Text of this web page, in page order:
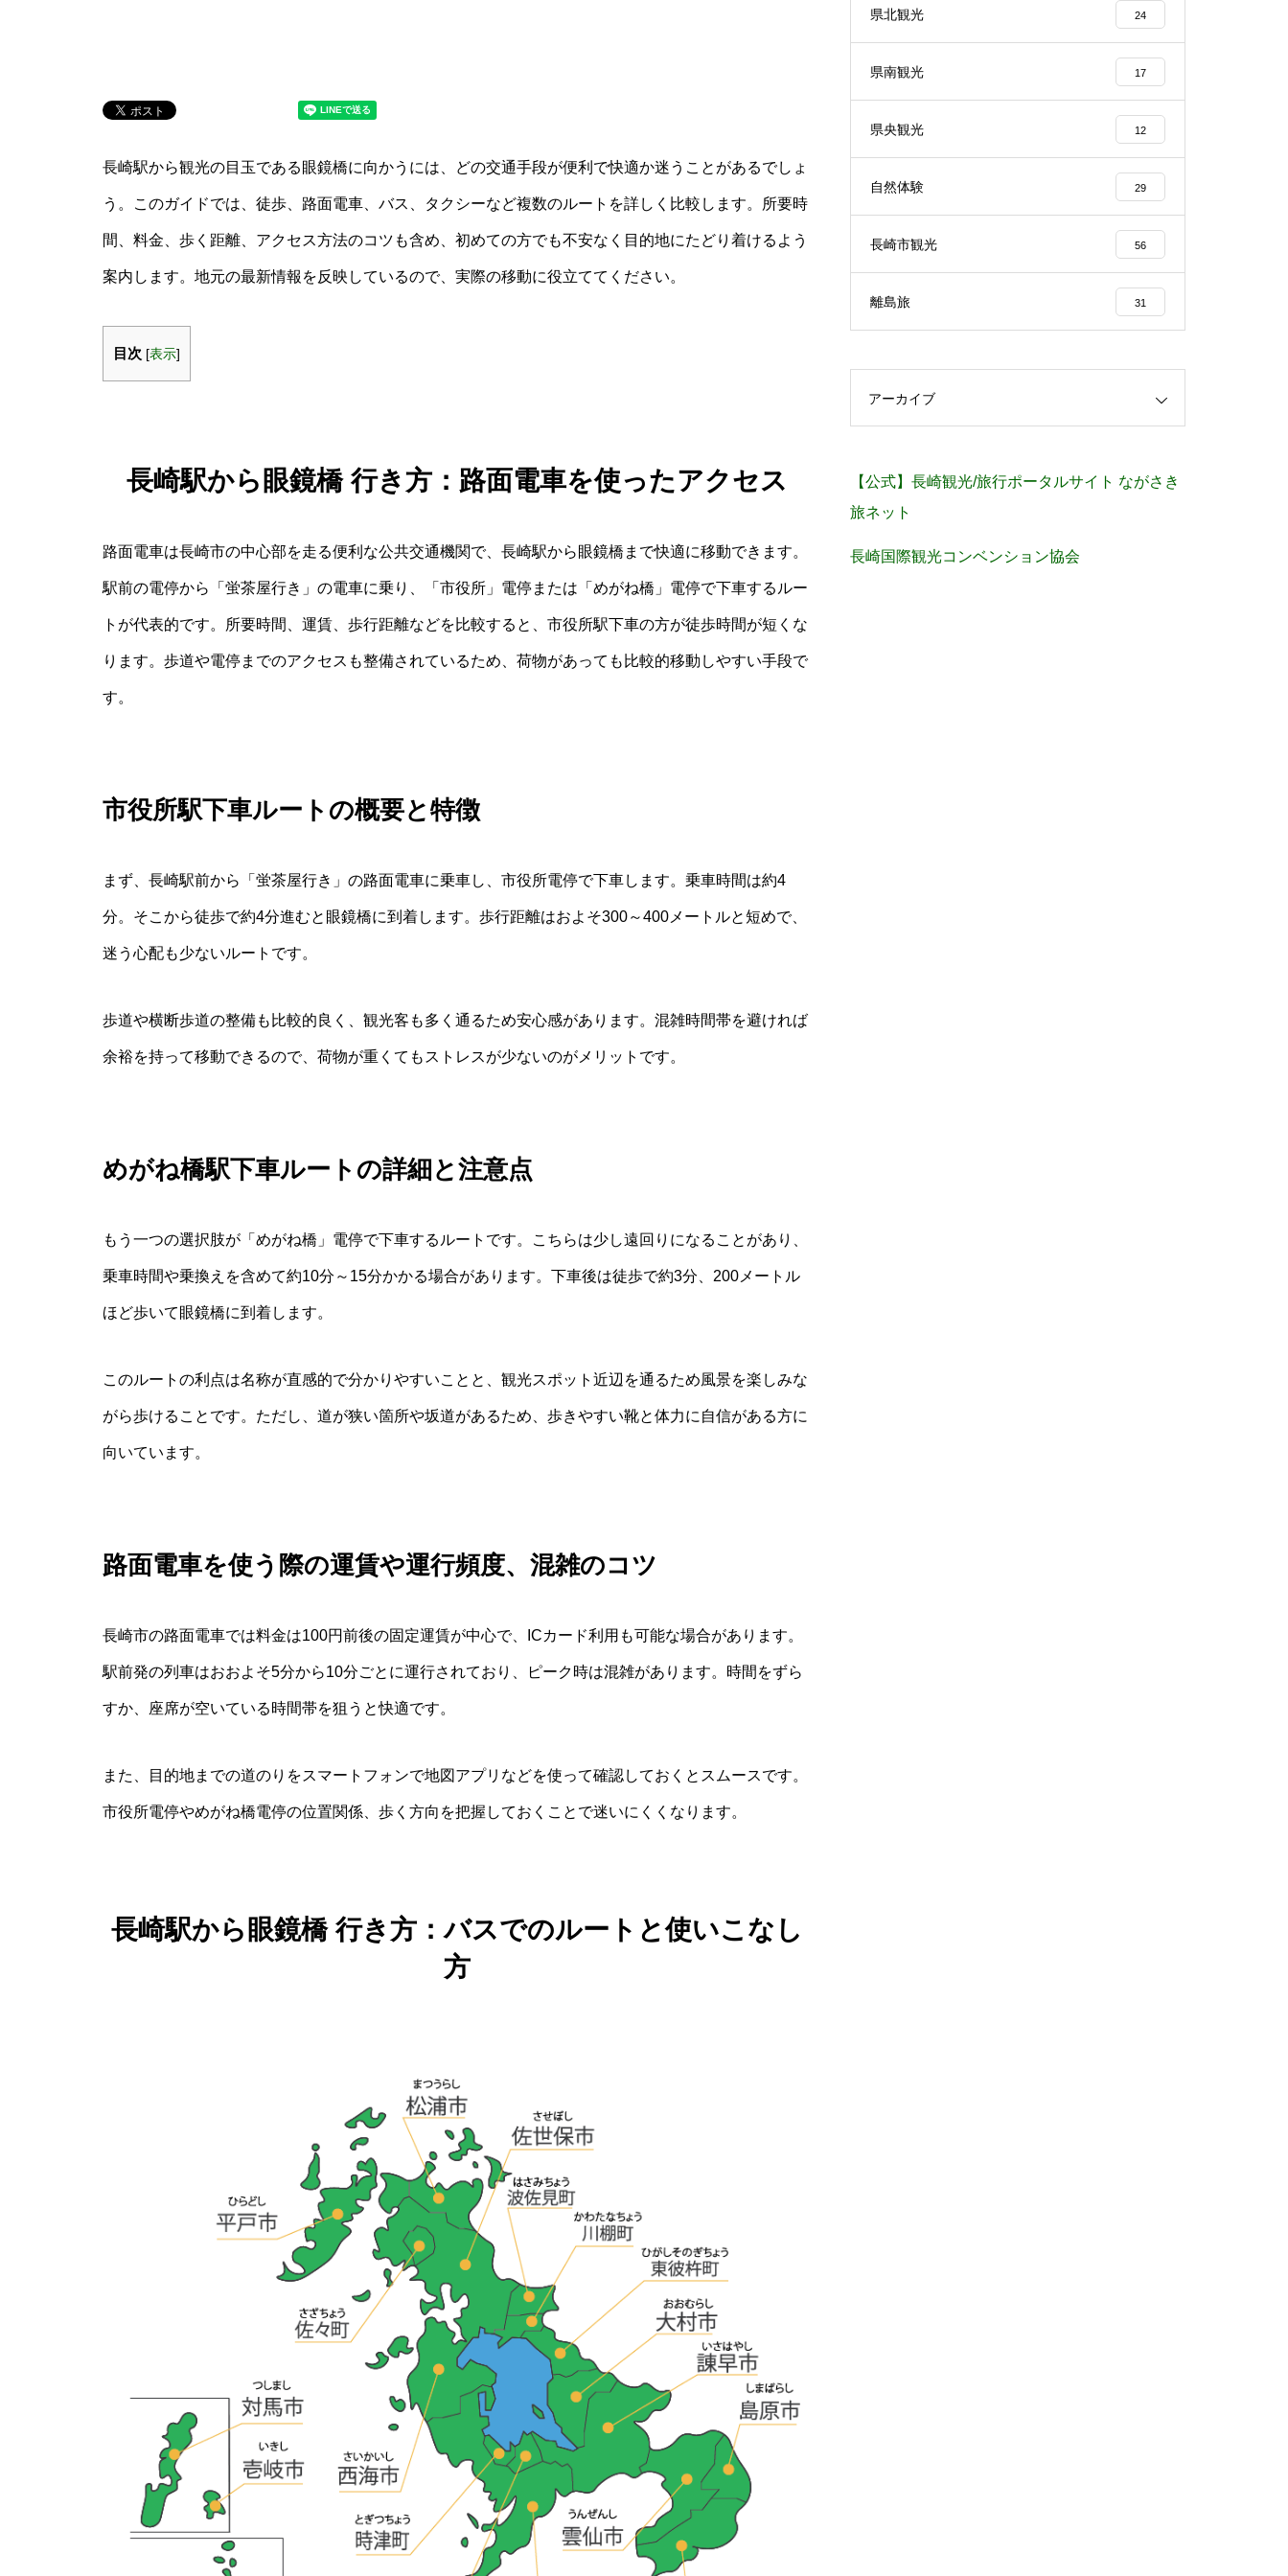
長崎駅から観光の目玉である眼鏡橋に向かうには、どの交通手段が便利で快適か迷うことがあるでしょ
う。このガイドでは、徒歩、路面電車、バス、タクシーなど複数のルートを詳しく比較します。所要時
間、料金、歩く距離、アクセス方法のコツも含め、初めての方でも不安なく目的地にたどり着けるよう
案内します。地元の最新情報を反映しているので、実際の移動に役立ててください。
目次 [表示]
長崎駅から眼鏡橋 行き方：路面電車を使ったアクセス
路面電車は長崎市の中心部を走る便利な公共交通機関で、長崎駅から眼鏡橋まで快適に移動できます。
駅前の電停から「蛍茶屋行き」の電車に乗り、「市役所」電停または「めがね橋」電停で下車するルー
トが代表的です。所要時間、運賃、歩行距離などを比較すると、市役所駅下車の方が徒歩時間が短くな
ります。歩道や電停までのアクセスも整備されているため、荷物があっても比較的移動しやすい手段で
す。
市役所駅下車ルートの概要と特徴
まず、長崎駅前から「蛍茶屋行き」の路面電車に乗車し、市役所電停で下車します。乗車時間は約4
分。そこから徒歩で約4分進むと眼鏡橋に到着します。歩行距離はおよそ300～400メートルと短めで、
迷う心配も少ないルートです。
歩道や横断歩道の整備も比較的良く、観光客も多く通るため安心感があります。混雑時間帯を避ければ
余裕を持って移動できるので、荷物が重くてもストレスが少ないのがメリットです。
めがね橋駅下車ルートの詳細と注意点
もう一つの選択肢が「めがね橋」電停で下車するルートです。こちらは少し遠回りになることがあり、
乗車時間や乗換えを含めて約10分～15分かかる場合があります。下車後は徒歩で約3分、200メートル
ほど歩いて眼鏡橋に到着します。
このルートの利点は名称が直感的で分かりやすいことと、観光スポット近辺を通るため風景を楽しみな
がら歩けることです。ただし、道が狭い箇所や坂道があるため、歩きやすい靴と体力に自信がある方に
向いています。
路面電車を使う際の運賃や運行頻度、混雑のコツ
長崎市の路面電車では料金は100円前後の固定運賃が中心で、ICカード利用も可能な場合があります。
駅前発の列車はおおよそ5分から10分ごとに運行されており、ピーク時は混雑があります。時間をずら
すか、座席が空いている時間帯を狙うと快適です。
また、目的地までの道のりをスマートフォンで地図アプリなどを使って確認しておくとスムースです。
市役所電停やめがね橋電停の位置関係、歩く方向を把握しておくことで迷いにくくなります。
長崎駅から眼鏡橋 行き方：バスでのルートと使いこなし
方
県北観光 24
県南観光 17
県央観光 12
自然体験 29
長崎市観光 56
離島旅 31
アーカイブ
【公式】長崎観光/旅行ポータルサイト ながさき
旅ネット
長崎国際観光コンベンション協会